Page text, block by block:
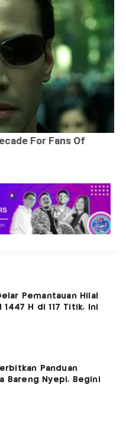
Pemantauan Hilal
1447 H di 117 Titik, Ini
Panduan
Bareng Nyepi, Begini